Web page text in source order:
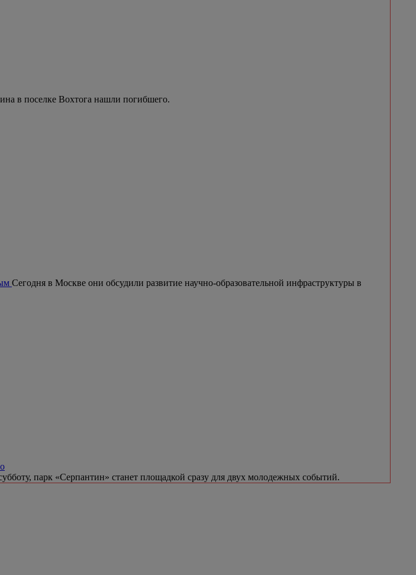
в поселке Вохтога нашли погибшего.
Сегодня в Москве они обсудили развитие научно-образовательной инфраструктуры в
парк «Серпантин» станет площадкой сразу для двух молодежных событий.